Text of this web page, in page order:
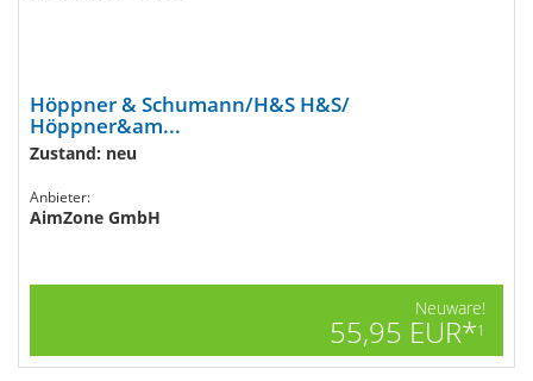
Höppner & Schumann/H&S H&S/
Höppner&am...
Zustand: neu
Anbieter:
AimZone GmbH
Neuware!
55,95 EUR*1